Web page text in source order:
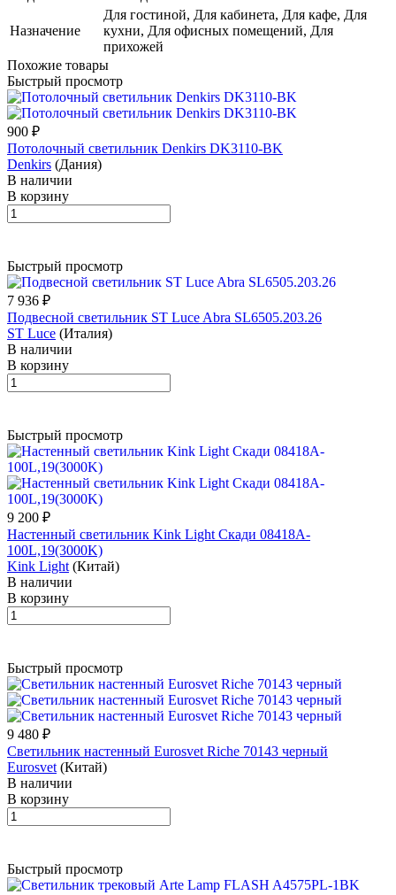
Назначение
Для гостиной, Для кабинета, Для кафе, Для
кухни, Для офисных помещений, Для
прихожей
Похожие товары
Быстрый просмотр
900 ₽
Потолочный светильник Denkirs DK3110-BK
Denkirs (Дания)
В наличии
В корзину
Быстрый просмотр
7 936 ₽
Подвесной светильник ST Luce Abra SL6505.203.26
ST Luce (Италия)
В наличии
В корзину
Быстрый просмотр
9 200 ₽
Настенный светильник Kink Light Скади 08418A-
100L,19(3000K)
Kink Light (Китай)
В наличии
В корзину
Быстрый просмотр
9 480 ₽
Светильник настенный Eurosvet Riche 70143 черный
Eurosvet (Китай)
В наличии
В корзину
Быстрый просмотр